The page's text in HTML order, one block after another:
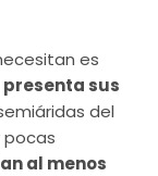
es
sus
del
pocas
al menos